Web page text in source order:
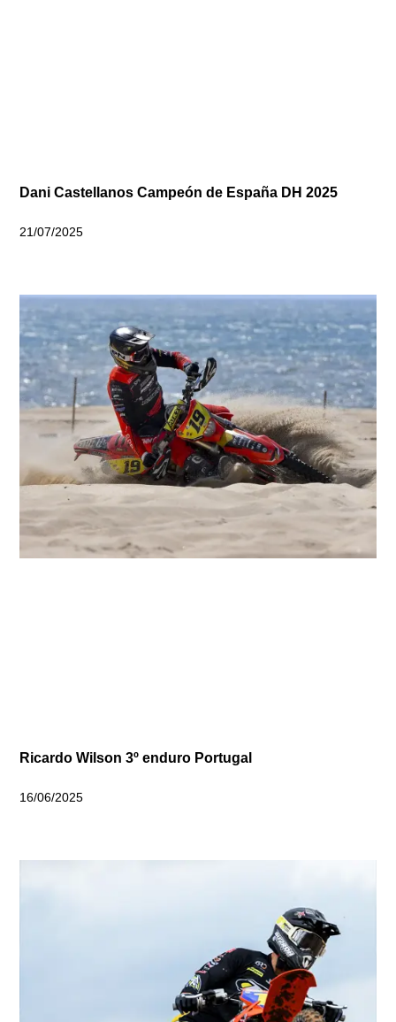
Dani Castellanos Campeón de España DH 2025
21/07/2025
Ricardo Wilson 3º enduro Portugal
16/06/2025